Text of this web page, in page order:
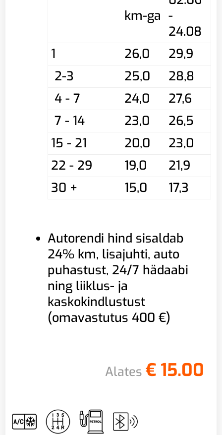
km-ga -
24.08
1
26,0
29,9
2-3
25,0
28,8
4 - 7
24,0
27,6
7 - 14
23,0
26,5
15 - 21
20,0
23,0
22 - 29
19,0
21,9
30 +
15,0 17,3
Autorendi hind sisaldab
24% km, lisajuhti, auto
puhastust, 24/7 hädaabi
ning liiklus- ja
kaskokindlustust
(omavastutus 400 €)
Alates € 15.00